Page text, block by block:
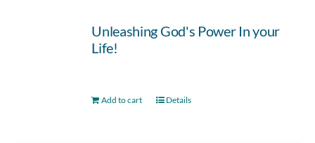
Unleashing God's Power In your
Life!
Add to cart Details